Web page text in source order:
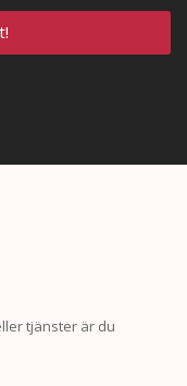
tjänster är du